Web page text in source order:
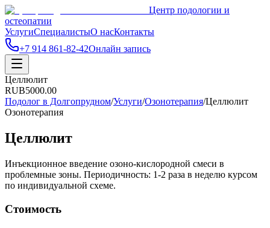
Центр подологии и
остеопатии
УслугиСпециалистыО насКонтакты
+7 914 861-82-42Онлайн запись
Целлюлит
RUB5000.00
Подолог в Долгопрудном/Услуги/Озонотерапия/Целлюлит
Озонотерапия
Целлюлит
Инъекционное введение озоно-кислородной смеси в
проблемные зоны. Периодичность: 1-2 раза в неделю курсом
по индивидуальной схеме.
Стоимость